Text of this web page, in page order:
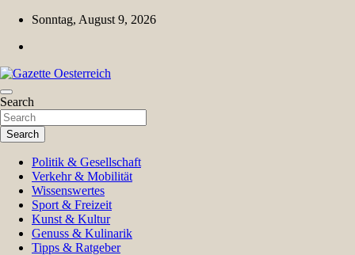
Skip
content
Sonntag, August 9, 2026
Gazette Oesterreich
Magazin für Freizeit, Politik, Kultur & Wissenschaft
Search
Search
Politik & Gesellschaft
Verkehr & Mobilität
Wissenswertes
Sport & Freizeit
Kunst & Kultur
Genuss & Kulinarik
Tipps & Ratgeber